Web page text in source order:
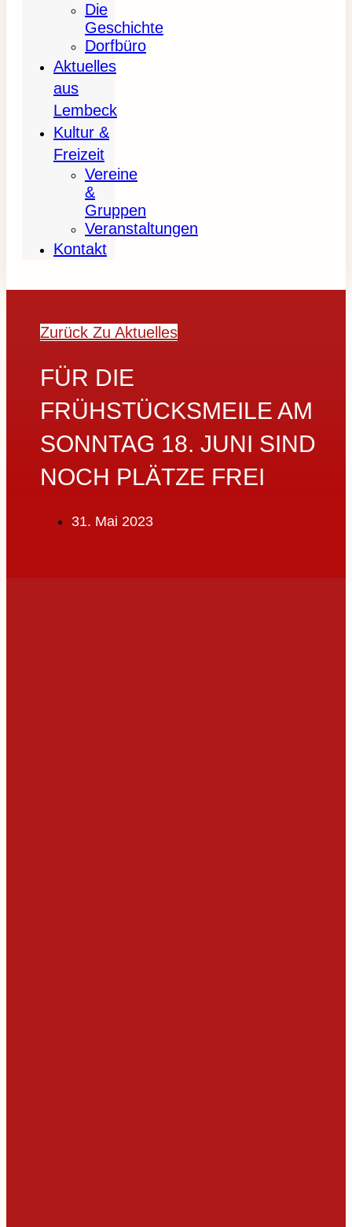
Die
Geschichte
Dorfbüro
Aktuelles
aus
Lembeck
Kultur &
Freizeit
Vereine
&
Gruppen
Veranstaltungen
Kontakt
Zurück Zu Aktuelles
FÜR DIE
FRÜHSTÜCKSMEILE AM
SONNTAG 18. JUNI SIND
NOCH PLÄTZE FREI
31. Mai 2023